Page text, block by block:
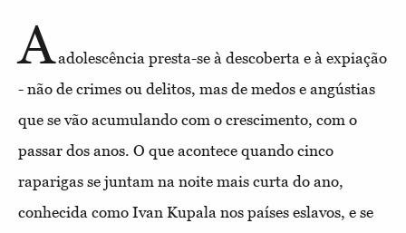
Aadolescência presta-se à descoberta e à expiação
- não de crimes ou delitos, mas de medos e angústias
que se vão acumulando com o crescimento, com o
passar dos anos. O que acontece quando cinco
raparigas se juntam na noite mais curta do ano,
conhecida como Ivan Kupala nos países eslavos, e se